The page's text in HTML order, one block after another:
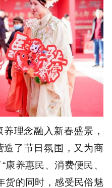
理念融入新春盛景，
造了节日氛围，又为商
康养惠民、消费便民、
货的同时，感受民俗魅